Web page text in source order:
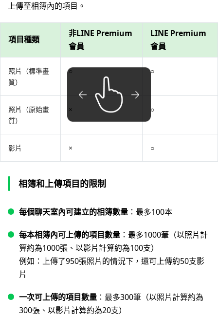
上傳至相簿內的項目。
項目種類
非LINE Premium
會員
LINE Premium
會員
照片（標準畫
質）
○ ○
照片（原始畫
質）
× ○
影片 × ○
相簿和上傳項目的限制
每個聊天室內可建立的相簿數量 ：最多100本
每本相簿內可上傳的項目數量 ：最多1000筆（以照片計
算約為1000張、以影片計算約為100支）
例如：上傳了950張照片的情況下，還可上傳約50支影
片
一次可上傳的項目數量 ：最多300筆（以照片計算約為
300張、以影片計算約為20支）